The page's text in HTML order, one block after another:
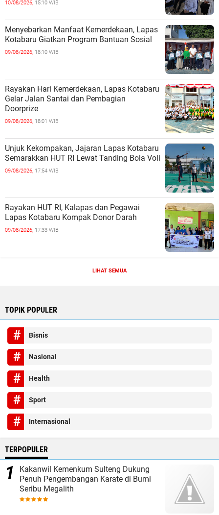
10/08/2026, 15:10 WIB
Menyebarkan Manfaat Kemerdekaan, Lapas
Kotabaru Giatkan Program Bantuan Sosial
09/08/2026, 18:10 WIB
Rayakan Hari Kemerdekaan, Lapas Kotabaru
Gelar Jalan Santai dan Pembagian
Doorprize
09/08/2026, 18:01 WIB
Unjuk Kekompakan, Jajaran Lapas Kotabaru
Semarakkan HUT RI Lewat Tanding Bola Voli
09/08/2026, 17:54 WIB
Rayakan HUT RI, Kalapas dan Pegawai
Lapas Kotabaru Kompak Donor Darah
09/08/2026, 17:33 WIB
LIHAT SEMUA
TOPIK POPULER
Bisnis
Nasional
Health
Sport
Internasional
TERPOPULER
Kakanwil Kemenkum Sulteng Dukung
Penuh Pengembangan Karate di Bumi
Seribu Megalith